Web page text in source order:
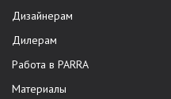
Дизайнерам
Дилерам
Работа в PARRA
Материалы